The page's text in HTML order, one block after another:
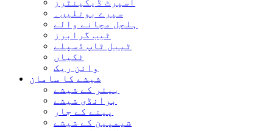
سپرے بوتلیں۔
ہلچل مچانے والے
ٹیب گرابرز
ٹیبل ٹاپ ڈسپلے
ٹکیاں
وائن ریک
شیشے کا سامان
بیئر کے شیشے
برانڈی شیشے
پینے کے جار
شیمپین کے شیشے